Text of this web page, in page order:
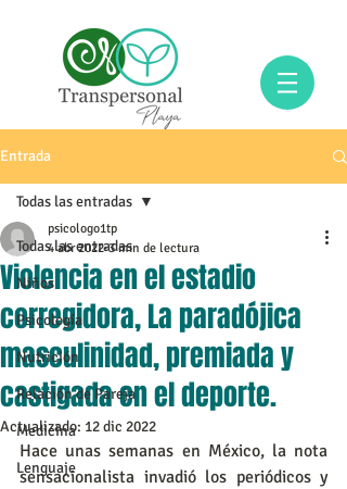
Entrada
Todas las entradas
Niños
Psicología
Nutrición
Relación de Pareja
Medicina
Lenguaje
Todas las entradas
Violencia en el estadio
corregidora, La paradójica
masculinidad, premiada y
castigada en el deporte.
psicologo1tp
4 abr 2022 3 min de lectura
Actualizado: 12 dic 2022
Hace unas semanas en México, la nota
sensacionalista invadió los periódicos y